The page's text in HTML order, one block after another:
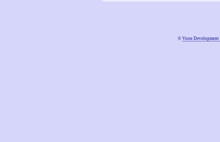
© Voon Development